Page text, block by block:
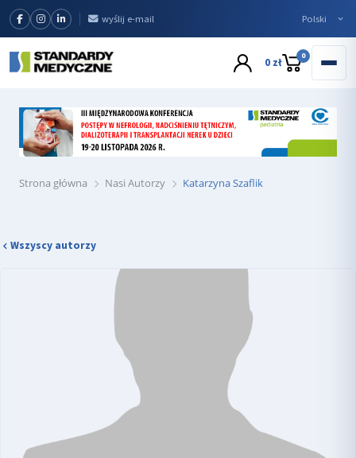
wyślij e-mail
0 zł 0
Strona główna Nasi Autorzy Katarzyna Szaflik
Wszyscy autorzy